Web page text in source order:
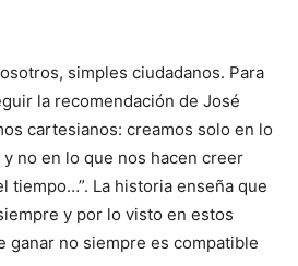
simples ciudadanos. Para
la recomendación de José
cartesianos: creamos solo en lo
no en lo que nos hacen creer
tiempo…”. La historia enseña que
y por lo visto en estos
ganar no siempre es compatible